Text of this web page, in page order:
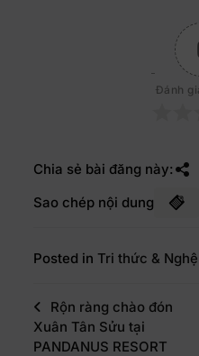
Đánh
Chia sẻ bài đăng này:
Sao chép nội dung
Posted in Tri thức &
Rộn ràng chào đón
Xuân Tân Sửu tại
PANDANUS RESORT